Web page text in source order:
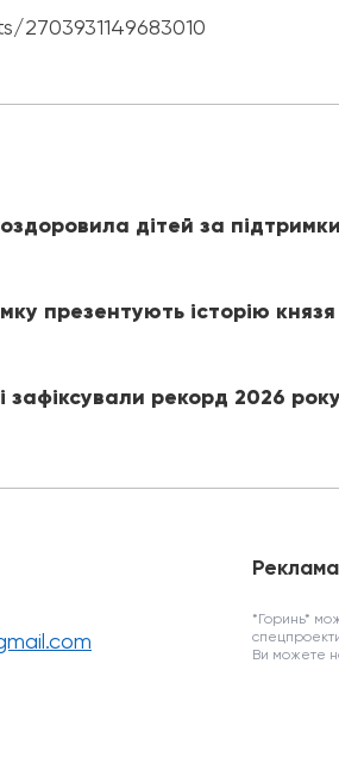
дітей за
презентують історію
зафіксували рекорд 2026 року
Реклама
*Горинь*
Ви можете